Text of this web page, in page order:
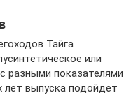
Тайга
или
разными показателями
лет выпуска подойдет